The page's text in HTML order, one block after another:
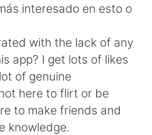
interesado en esto o
with the lack of any
app? I get lots of likes
of genuine
here to flirt or be
to make friends and
knowledge.